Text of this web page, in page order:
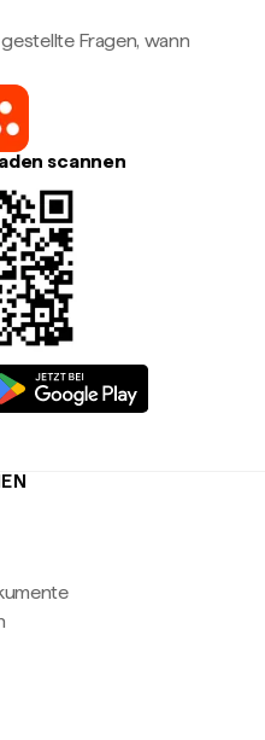
Fragen, wann
scannen